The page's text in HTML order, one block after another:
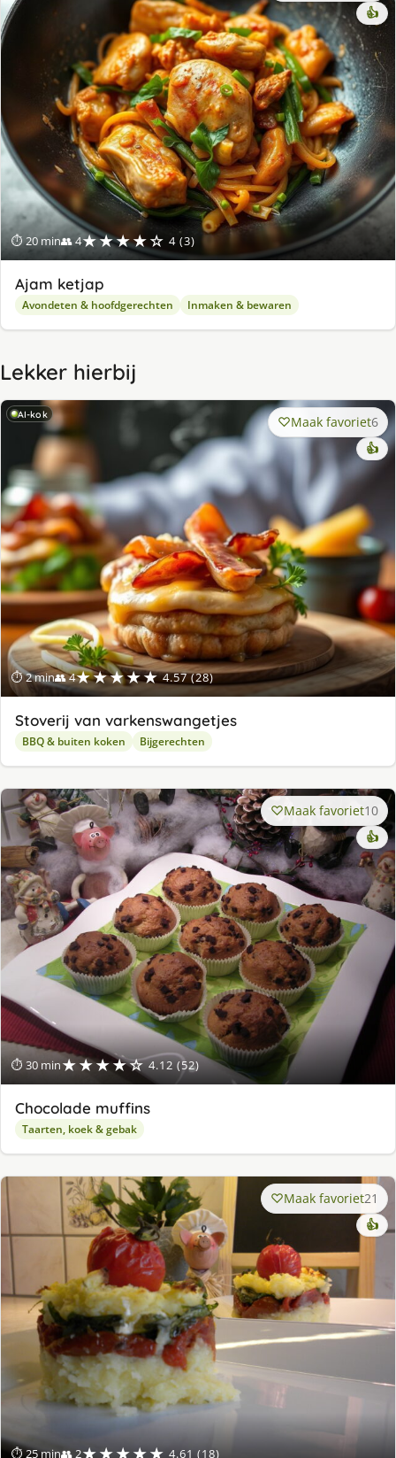
⏱ 20 min👥 4★★★★☆ 4 (3)
👍
Ajam ketjap
Avondeten & hoofdgerechten Inmaken & bewaren
Lekker hierbij
AI-kok
⏱ 2 min👥 4★★★★★ 4.57 (28)
Maak favoriet6
👍
Stoverij van varkenswangetjes
BBQ & buiten koken Bijgerechten
⏱ 30 min★★★★☆ 4.12 (52)
Maak favoriet10
👍
Chocolade muffins
Taarten, koek & gebak
⏱ 25 min👥 2★★★★★ 4.61 (18)
Maak favoriet21
👍